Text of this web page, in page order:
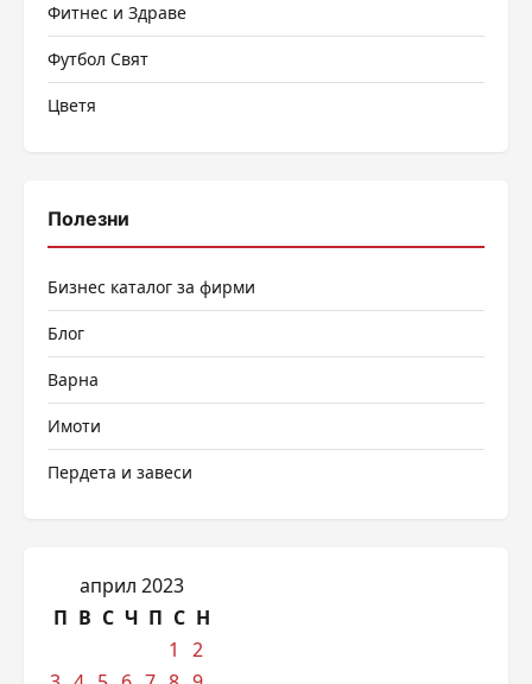
Фитнес и Здраве
Футбол Свят
Цветя
Полезни
Бизнес каталог за фирми
Блог
Варна
Имоти
Пердета и завеси
април 2023
П В С Ч П С Н
1
2